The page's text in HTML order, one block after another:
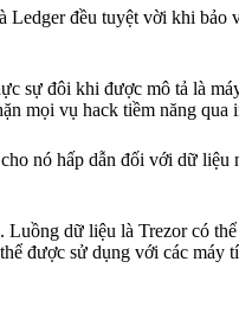
Ledger đều tuyệt vời khi bảo
sự đôi khi được mô tả là
mọi vụ hack tiềm năng qua
nó hấp dẫn đối với dữ liệu
dữ liệu là Trezor có
được sử dụng với các máy